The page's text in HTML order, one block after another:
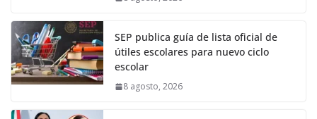
SEP publica guía de lista oficial de
útiles escolares para nuevo ciclo
escolar
8 agosto, 2026